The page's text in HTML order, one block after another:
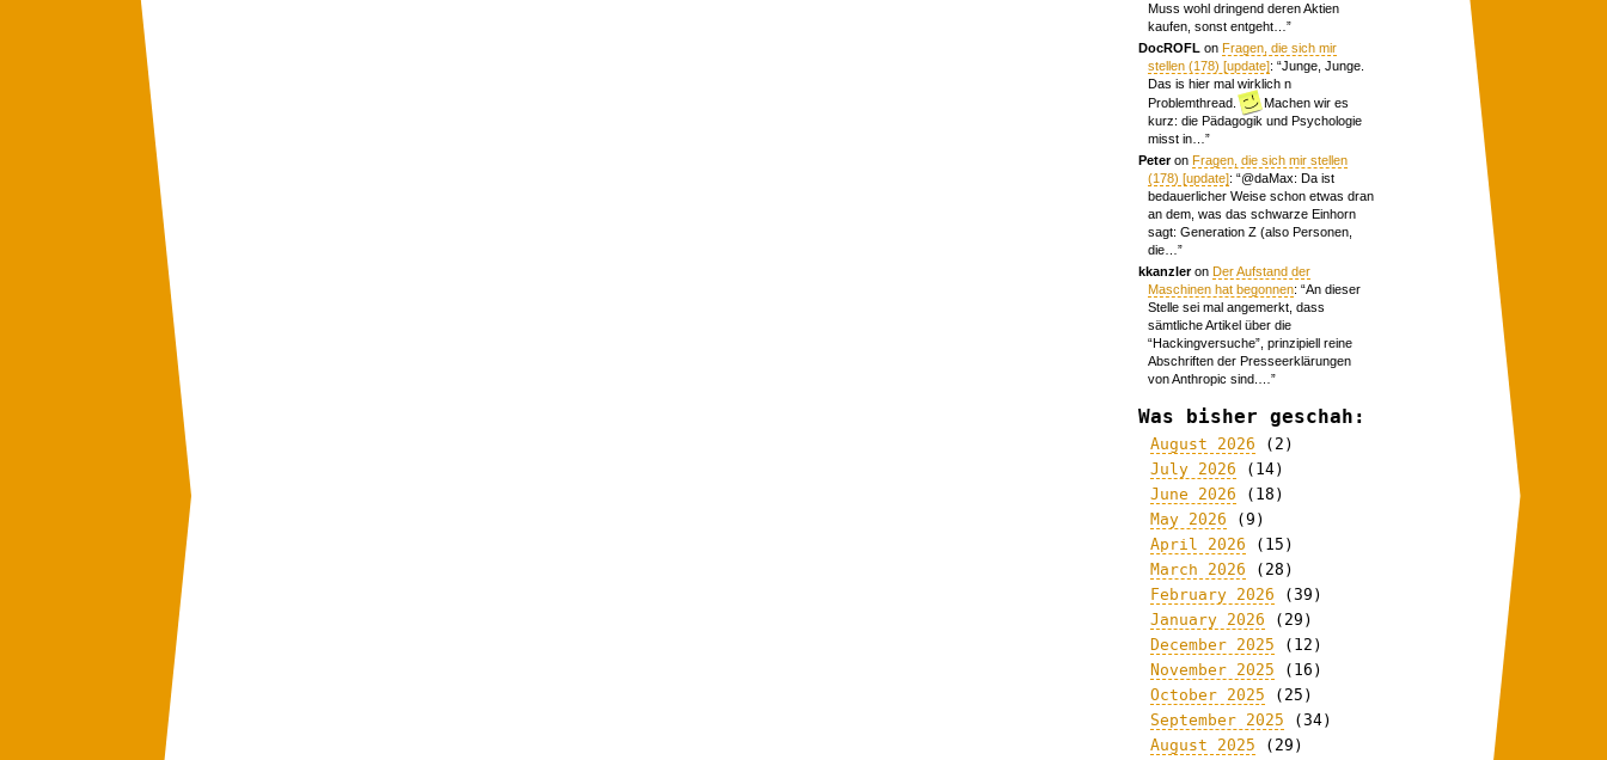
Muss wohl dringend deren Aktien
kaufen, sonst entgeht… ”
DocROFL onFragen, die sich mir
stellen (178) [update]: “Junge, Junge.
Das is hier mal wirklich n
Problemthread.
Machen wir es
kurz: die Pädagogik und Psychologie
misst in… ”
PeteronFragen, die sich mir stellen
(178) [update]: “@daMax: Da ist
bedauerlicher Weise schon etwas dran
an dem, was das schwarze Einhorn
sagt: Generation Z (also Personen,
die… ”
kkanzleronDer Aufstand der
Maschinen hat begonnen: “An dieser
Stelle sei mal angemerkt, dass
sämtliche Artikel über die
“Hackingversuche”, prinzipiell reine
Abschriften der Presseerklärungen
von Anthropic sind.… ”
Was bisher geschah:
August 2026 (2)
July 2026 (14)
June 2026 (18)
May 2026 (9)
April 2026 (15)
March 2026 (28)
February 2026 (39)
January 2026 (29)
December 2025 (12)
November 2025 (16)
October 2025 (25)
September 2025 (34)
August 2025 (29)